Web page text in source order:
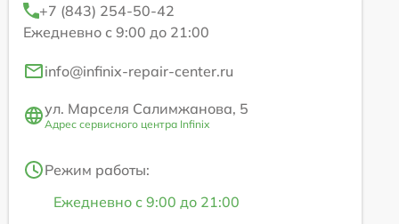
+7 (843) 254-50-42
Ежедневно с 9:00 до 21:00
info@infinix-repair-center.ru
ул. Марселя Салимжанова, 5
Адрес сервисного центра Infinix
Режим работы:
Ежедневно с 9:00 до 21:00